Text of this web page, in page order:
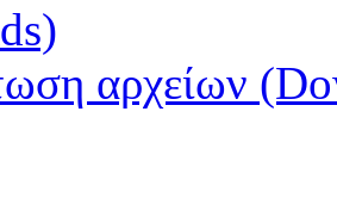
αρχείων